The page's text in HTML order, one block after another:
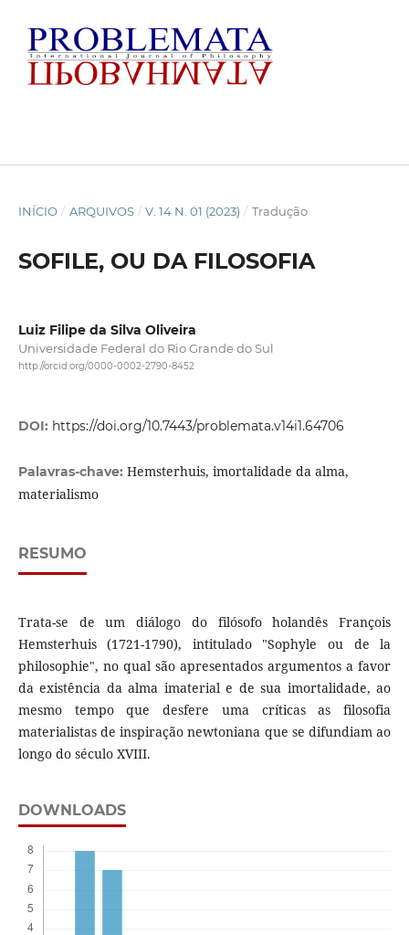
INÍCIO / ARQUIVOS / V. 14 N. 01 (2023) / Tradução
SOFILE, OU DA FILOSOFIA
Luiz Filipe da Silva Oliveira
Universidade Federal do Rio Grande do Sul
http://orcid.org/0000-0002-2790-8452
DOI: https://doi.org/10.7443/problemata.v14i1.64706
Palavras-chave: Hemsterhuis, imortalidade da alma,
materialismo
RESUMO
Trata-se de um diálogo do filósofo holandês François
Hemsterhuis (1721-1790), intitulado "Sophyle ou de la
philosophie", no qual são apresentados argumentos a favor
da existência da alma imaterial e de sua imortalidade, ao
mesmo tempo que desfere uma críticas as filosofia
materialistas de inspiração newtoniana que se difundiam ao
longo do século XVIII.
DOWNLOADS